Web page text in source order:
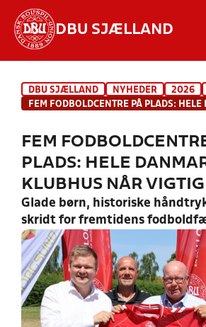
DBU SJÆLLAND
HOLD
DBU SJÆLLAND NYHEDER 2026
FEM
PLADS: HELE
KLUBHUS NÅR
Glade børn, historiske
skridt for fremtidens